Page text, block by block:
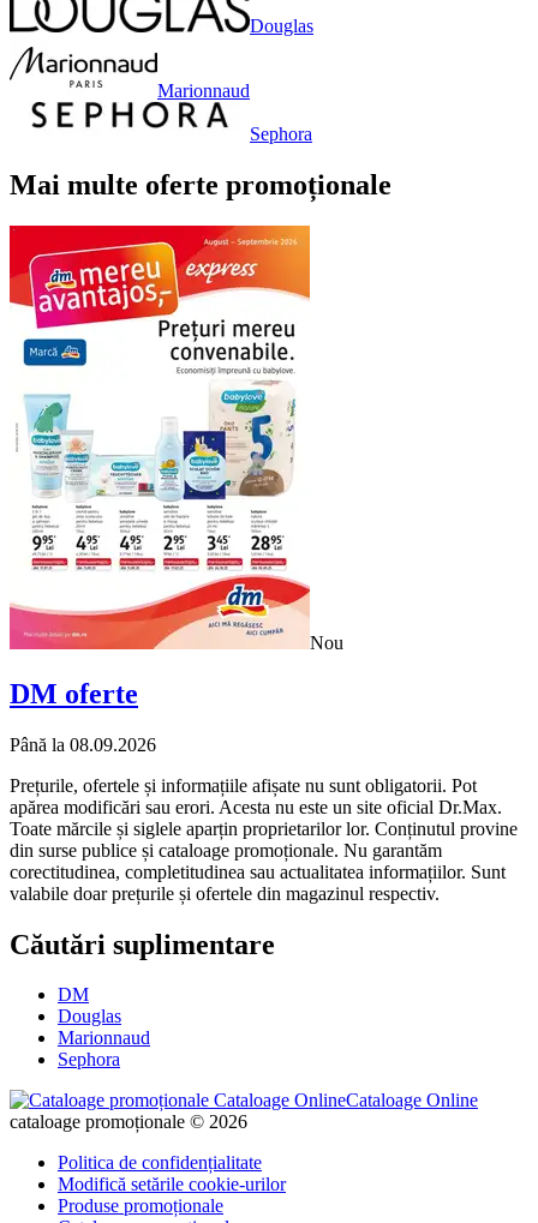
Douglas
Marionnaud
Sephora
Mai multe oferte promoționale
Nou
DM oferte
Până la 08.09.2026
Prețurile, ofertele și informațiile afișate nu sunt obligatorii. Pot
apărea modificări sau erori. Acesta nu este un site oficial Dr.Max.
Toate mărcile și siglele aparțin proprietarilor lor. Conținutul provine
din surse publice și cataloage promoționale. Nu garantăm
corectitudinea, completitudinea sau actualitatea informațiilor. Sunt
valabile doar prețurile și ofertele din magazinul respectiv.
Căutări suplimentare
DM
Douglas
Marionnaud
Sephora
Cataloage Online
cataloage promoționale © 2026
Politica de confidențialitate
Modifică setările cookie-urilor
Produse promoționale